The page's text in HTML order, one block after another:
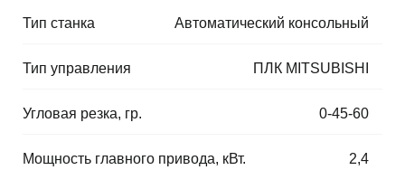
Тип станка Автоматический консольный
Тип управления ПЛК MITSUBISHI
Угловая резка, гр. 0-45-60
Мощность главного привода, кВт. 2,4